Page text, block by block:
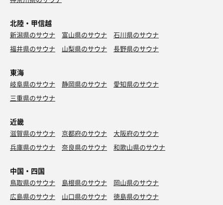
北陸・甲信越
新潟県のサウナ 富山県のサウナ
石川県のサウナ
福井県のサウナ
山梨県のサウナ 長野県のサウナ
東海
岐阜県のサウナ 静岡県のサウナ
愛知県のサウナ
三重県のサウナ
近畿
滋賀県のサウナ 京都府のサウナ
大阪府のサウナ
兵庫県のサウナ
奈良県のサウナ 和歌山県のサウナ
中国・四国
鳥取県のサウナ 島根県のサウナ
岡山県のサウナ
広島県のサウナ
山口県のサウナ
徳島県のサウナ